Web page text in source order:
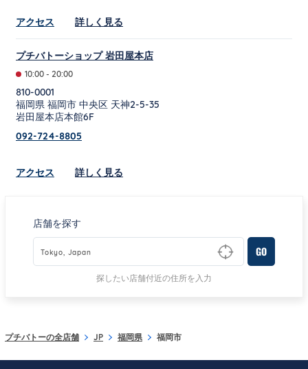
アクセス Link Opens in New Tab
詳しく見る
プチバトーショップ 岩田屋本店
10:00 - 20:00
810-0001
福岡県 福岡市 中央区 天神2-5-35
岩田屋本店本館6F
092-724-8805
アクセス Link Opens in New Tab
詳しく見る
店舗を探す
Type to begin querying for matching results
GO
探したい店舗付近の住所を入力
プチバトーの全店舗 JP 福岡県 福岡市